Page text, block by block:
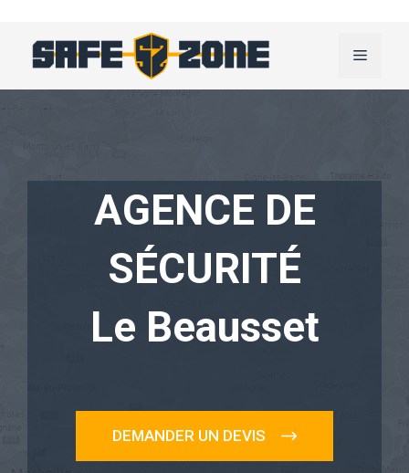
Menu
AGENCE DE
SÉCURITÉ
Le Beausset
DEMANDER UN DEVIS